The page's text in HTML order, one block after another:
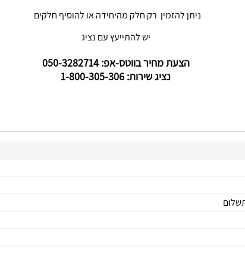
ניתן להזמין רק חלק מהיחידה או להוסיף חלקים
יש להתייעץ עם נציג
הצעת מחיר בווטס-אפ: 050-3282714
נציג שירות: 1-800-305-306